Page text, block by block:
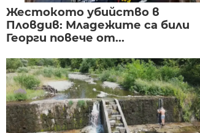
Жестокото убийство в
Пловдив: Младежите са били
Георги повече от...